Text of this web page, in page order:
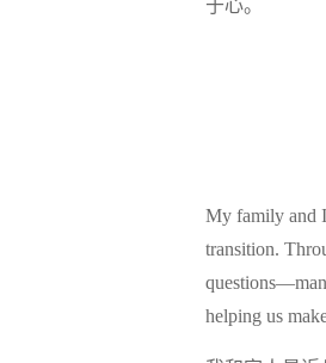
于心。
My family and I
transition.
helping us